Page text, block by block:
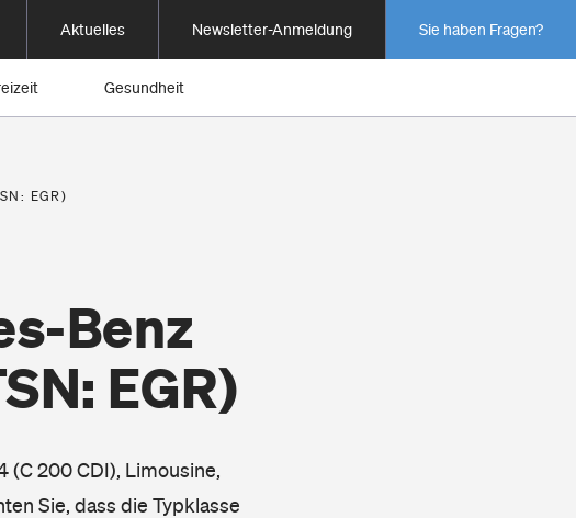
Aktuelles Newsletter-Anmeldung Sie haben Fragen?
Gesundheit
EGR)
Benz
EGR)
(C 200 CDI), Limousine,
Sie, dass die Typklasse